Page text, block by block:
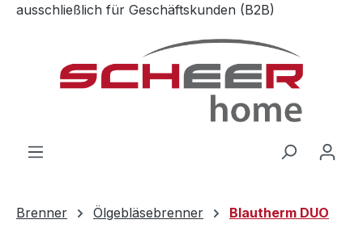
Zum Hauptinhalt springen
ausschließlich für Geschäftskunden (B2B)
Brenner Ölgebläsebrenner Blautherm DUO